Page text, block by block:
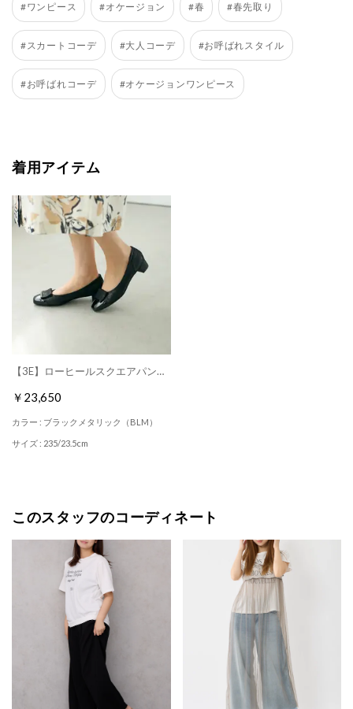
#ワンピース #オケージョン #春 #春先取り
#スカートコーデ #大人コーデ #お呼ばれスタイル
#お呼ばれコーデ #オケージョンワンピース
着用アイテム
【3E】ローヒールスクエアパンプス （ブラックメタリック）
￥23,650
カラー : ブラックメタリック（BLM）
サイズ : 235/23.5cm
このスタッフのコーディネート